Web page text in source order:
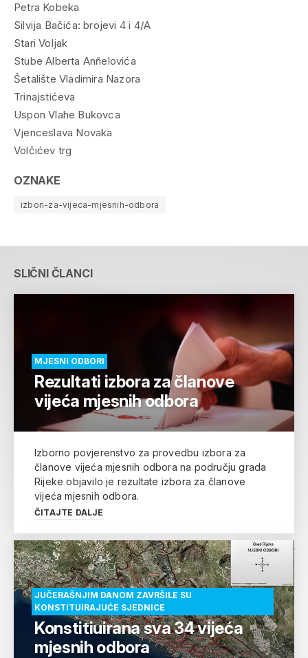
Petra Kobeka
Silvija Bačića: brojevi 4 i 4/A
Stari Voljak
Stube Alberta Anñelovića
Šetalište Vladimira Nazora
Trinajstićeva
Uspon Vlahe Bukovca
Vjenceslava Novaka
Volčićev trg
OZNAKE
izbori-za-vijeca-mjesnih-odbora
SLIČNI ČLANCI
MJESNI ODBORI
Rezultati izbora za članove
vijeća mjesnih odbora
Izborno povjerenstvo za provedbu izbora za
članove vijeća mjesnih odbora na području grada
Rijeke objavilo je rezultate izbora za članove
vijeća mjesnih odbora.
ČITAJTE DALJE
JUČERAŠNJIM DANOM ZAVRŠILE SU
KONSTITUIRAJUĆE SJEDNICE
Konstitiuirana sva 34 vijeća
mjesnih odbora